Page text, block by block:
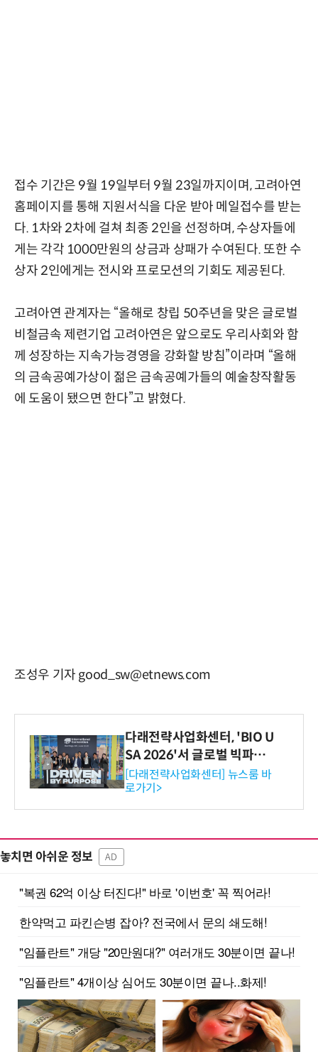
접수 기간은 9월 19일부터 9월 23일까지이며, 고려아연
홈페이지를 통해 지원서식을 다운 받아 메일접수를 받는
다. 1차와 2차에 걸쳐 최종 2인을 선정하며, 수상자들에
게는 각각 1000만원의 상금과 상패가 수여된다. 또한 수
상자 2인에게는 전시와 프로모션의 기회도 제공된다.
고려아연 관계자는 “올해로 창립 50주년을 맞은 글로벌
비철금속 제련기업 고려아연은 앞으로도 우리사회와 함
께 성장하는 지속가능경영을 강화할 방침”이라며 “올해
의 금속공예가상이 젊은 금속공예가들의 예술창작활동
에 도움이 됐으면 한다”고 밝혔다.
조성우 기자 good_sw@etnews.com
다래전략사업화센터, 'BIO U
SA 2026'서 글로벌 빅파마
와의 비즈니스 미팅 지원…K
-바이오 해외 진출 교두보 확
보
[다래전략사업화센터] 뉴스룸 바
로가기>
놓치면 아쉬운 정보 AD